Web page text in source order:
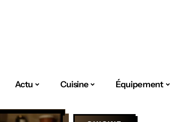
Actu Cuisine Équipement